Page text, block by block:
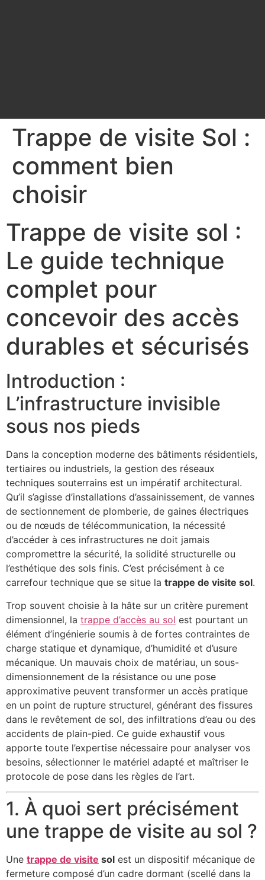
Trappe de visite Sol :
comment bien
choisir
Trappe de visite sol :
Le guide technique
complet pour
concevoir des accès
durables et sécurisés
Introduction :
L’infrastructure invisible
sous nos pieds
Dans la conception moderne des bâtiments résidentiels,
tertiaires ou industriels, la gestion des réseaux
techniques souterrains est un impératif architectural.
Qu’il s’agisse d’installations d’assainissement, de vannes
de sectionnement de plomberie, de gaines électriques
ou de nœuds de télécommunication, la nécessité
d’accéder à ces infrastructures ne doit jamais
compromettre la sécurité, la solidité structurelle ou
l’esthétique des sols finis. C’est précisément à ce
carrefour technique que se situe la trappe de visite sol.
Trop souvent choisie à la hâte sur un critère purement
dimensionnel, la trappe d’accès au sol est pourtant un
élément d’ingénierie soumis à de fortes contraintes de
charge statique et dynamique, d’humidité et d’usure
mécanique. Un mauvais choix de matériau, un sous-
dimensionnement de la résistance ou une pose
approximative peuvent transformer un accès pratique
en un point de rupture structurel, générant des fissures
dans le revêtement de sol, des infiltrations d’eau ou des
accidents de plain-pied. Ce guide exhaustif vous
apporte toute l’expertise nécessaire pour analyser vos
besoins, sélectionner le matériel adapté et maîtriser le
protocole de pose dans les règles de l’art.
1. À quoi sert précisément
une trappe de visite au sol ?
Une trappe de visite sol est un dispositif mécanique de
fermeture composé d’un cadre dormant (scellé dans la